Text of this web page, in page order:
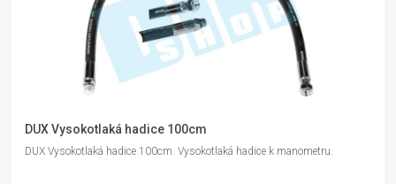
DUX Vysokotlaká hadice 100cm
DUX Vysokotlaká hadice 100cm. Vysokotlaká hadice k manometru.